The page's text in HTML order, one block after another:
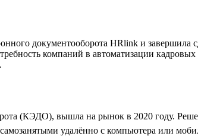
документооборота HRlink и
компаний в автоматизации
(КЭДО), вышла на рынок в 2020 году.
удалённо с компьютера или